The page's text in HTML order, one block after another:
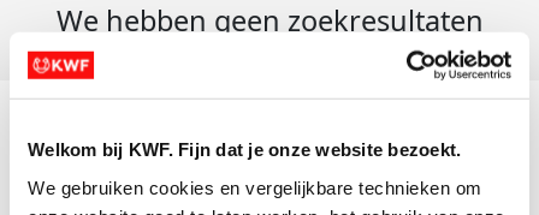
Welkom bij KWF. Fijn dat je onze website bezoekt.
We gebruiken cookies en vergelijkbare technieken om
We hebben geen zoekresultaten
Actiematerialen
Evenementen